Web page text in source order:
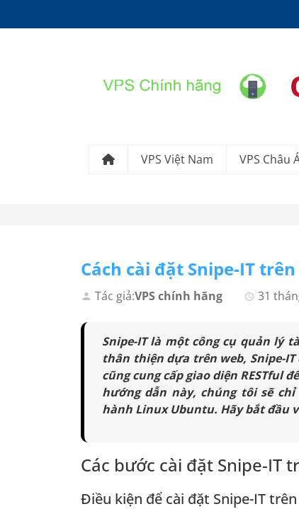
VPS Việt Nam VPS Châu
Cách cài đặt Snipe-IT trên
Tác giả:VPS chính hãng 31
Snipe-IT là một công cụ quản lý
thân thiện dựa trên web, Snipe-
cũng cung cấp giao diện RESTful
hướng dẫn này, chúng tôi sẽ chỉ
hành Linux Ubuntu. Hãy bắt đầu
Các bước cài đặt Snipe-IT
Điều kiện để cài đặt Snipe-IT trên